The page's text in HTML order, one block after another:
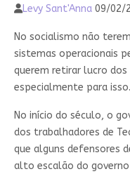
Levy Sant'Anna 09/02/
No socialismo não
sistemas operacionais
querem retirar lucro
especialmente para isso.
No início do século, o
dos trabalhadores de
que alguns defensores
alto escalão do